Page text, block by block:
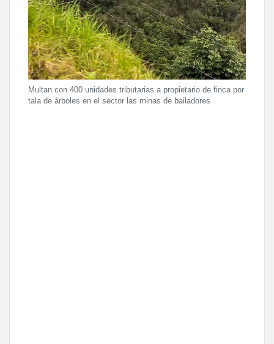
Multan con 400 unidades tributarias a propietario de finca por
tala de árboles en el sector las minas de bailadores